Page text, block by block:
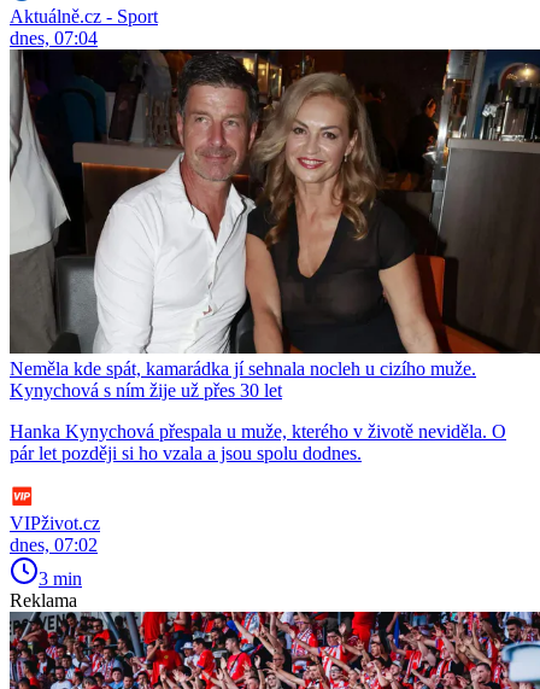
Aktuálně.cz - Sport
dnes, 07:04
Neměla kde spát, kamarádka jí sehnala nocleh u cizího muže.
Kynychová s ním žije už přes 30 let
Hanka Kynychová přespala u muže, kterého v životě neviděla. O
pár let později si ho vzala a jsou spolu dodnes.
VIPživot.cz
dnes, 07:02
3 min
Reklama